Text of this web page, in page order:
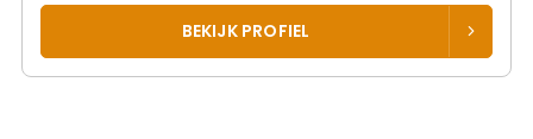
BEKIJK PROFIEL